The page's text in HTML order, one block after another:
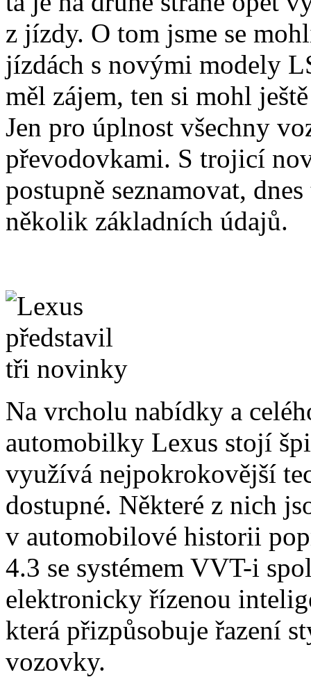
z jízdy. O tom jsme se
jízdách s novými modely
měl zájem, ten si mohl
Jen pro úplnost všechny
převodovkami. S trojicí
postupně seznamovat,
několik základních údajů.
Na vrcholu nabídky a
automobilky Lexus stojí
využívá nejpokrokovější
dostupné. Některé z nich
v automobilové historii
4.3 se systémem VVT-i
elektronicky řízenou
která přizpůsobuje řazení
vozovky.